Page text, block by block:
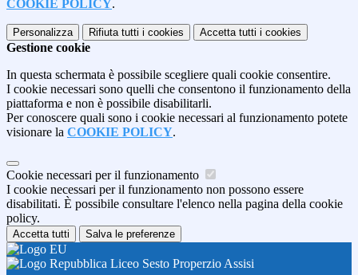
COOKIE POLICY.
Personalizza Rifiuta tutti i cookies Accetta tutti i cookies
Gestione cookie
In questa schermata è possibile scegliere quali cookie consentire.
I cookie necessari sono quelli che consentono il funzionamento della
piattaforma e non è possibile disabilitarli.
Per conoscere quali sono i cookie necessari al funzionamento potete
visionare la COOKIE POLICY.
Cookie necessari per il funzionamento
I cookie necessari per il funzionamento non possono essere
disabilitati. È possibile consultare l'elenco nella pagina della cookie
policy.
Accetta tutti Salva le preferenze
Liceo Sesto Properzio Assisi